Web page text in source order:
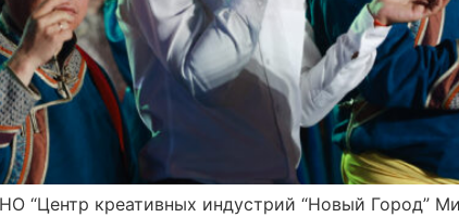
“Центр креативных индустрий “Новый Город”